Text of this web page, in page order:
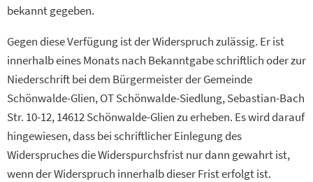
bekannt gegeben.
Gegen diese Verfügung ist der Widerspruch zulässig. Er ist
innerhalb eines Monats nach Bekanntgabe schriftlich oder zur
Niederschrift bei dem Bürgermeister der Gemeinde
Schönwalde-Glien, OT Schönwalde-Siedlung, Sebastian-Bach
Str. 10-12, 14612 Schönwalde-Glien zu erheben. Es wird darauf
hingewiesen, dass bei schriftlicher Einlegung des
Widerspruches die Widerspurchsfrist nur dann gewahrt ist,
wenn der Widerspruch innerhalb dieser Frist erfolgt ist.